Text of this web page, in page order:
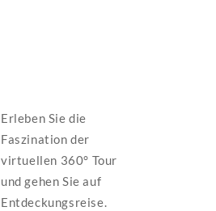
Erleben Sie die
Faszination der
virtuellen 360° Tour
und gehen Sie auf
Entdeckungsreise.